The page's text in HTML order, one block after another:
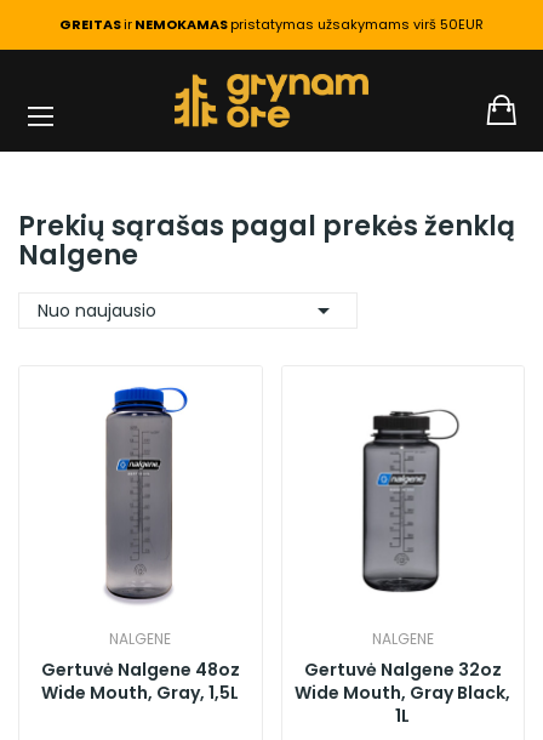
GREITASirNEMOKAMASpristatymas užsakymams virš 50EUR
Prekių sąrašas pagal prekės ženklą
Nalgene
Nuo naujausio 
NALGENE
Gertuvė Nalgene 48oz
Wide Mouth, Gray, 1,5L
NALGENE
Gertuvė Nalgene 32oz
Wide Mouth, Gray Black,
1L